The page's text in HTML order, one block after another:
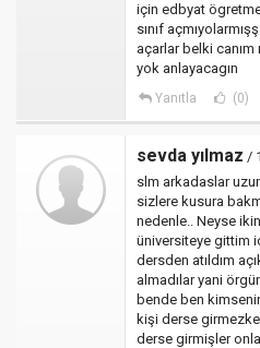
için edbyat
sınıf
açarlar belki
yok anlayacagın
Yanıtla (0)
sevda yılmaz /
slm arkadaslar
sizlere kusura
nedenle.. Neyse
üniversiteye gittim
dersden atıldım
almadılar yani
bende ben
kişi derse
derse girmişler